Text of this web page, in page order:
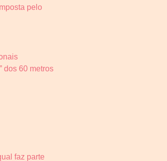
pelo
dos 60 metros
faz parte